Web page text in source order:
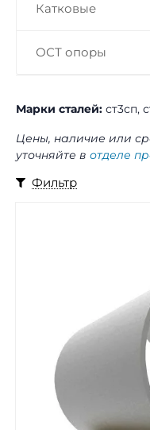
Катковые
ОСТ опоры
Марки сталей: ст3сп,
Цены, наличие или
уточняйте в отделе
Фильтр